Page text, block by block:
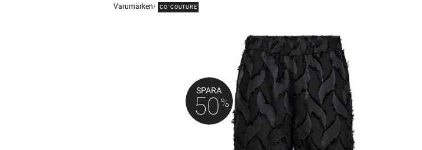
Varumärken CO´COUTURE
SPARA
50%